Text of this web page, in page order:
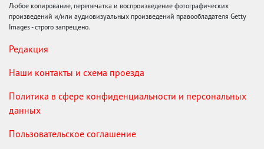
Любое копирование, перепечатка и воспроизведение фотографических
произведений и/или аудиовизуальных произведений правообладателя Getty
Images - строго запрещено.
Редакция
Наши контакты и схема проезда
Политика в сфере конфиденциальности и персональных
данных
Пользовательское соглашение